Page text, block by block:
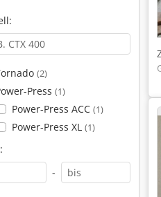
(2)
Press (1)
Power-Press ACC (1)
Power-Press XL (1)
-